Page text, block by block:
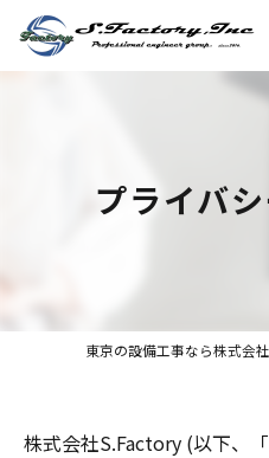
プライバ
東京の設備工事なら株式会
株式会社S.Factory (以下、